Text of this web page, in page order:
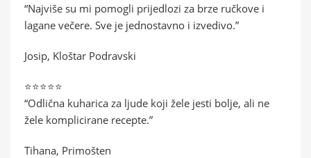
“Najviše su mi pomogli prijedlozi za brze ručkove i
lagane večere. Sve je jednostavno i izvedivo.”
Josip, Kloštar Podravski
⭐⭐⭐⭐⭐
“Odlična kuharica za ljude koji žele jesti bolje, ali ne
žele komplicirane recepte.”
Tihana, Primošten